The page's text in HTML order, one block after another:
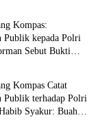
Kompas:
Publik kepada Polri
Sebut Bukti
Kompas Catat
Publik terhadap Polri
Syakur: Buah